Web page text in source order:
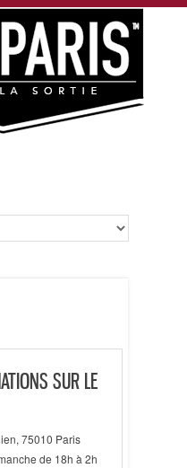
SUR LE
75010 Paris
de 18h à 2h